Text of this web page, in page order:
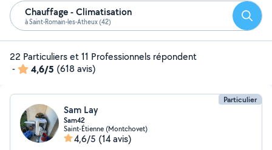
Chauffage - Climatisation
à Saint-Romain-les-Atheux (42)
22 Particuliers et 11 Professionnels répondent
-
4,6/5 (618 avis)
Particulier
Sam Lay
Sam42
Saint-Étienne (Montchovet)
4,6/5 (14 avis)